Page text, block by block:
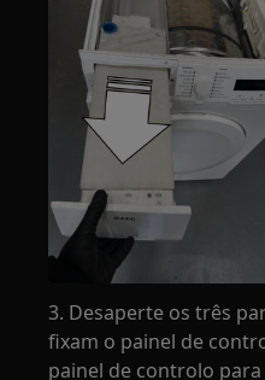
3. Desaperte os três
fixam o painel de
painel de controlo